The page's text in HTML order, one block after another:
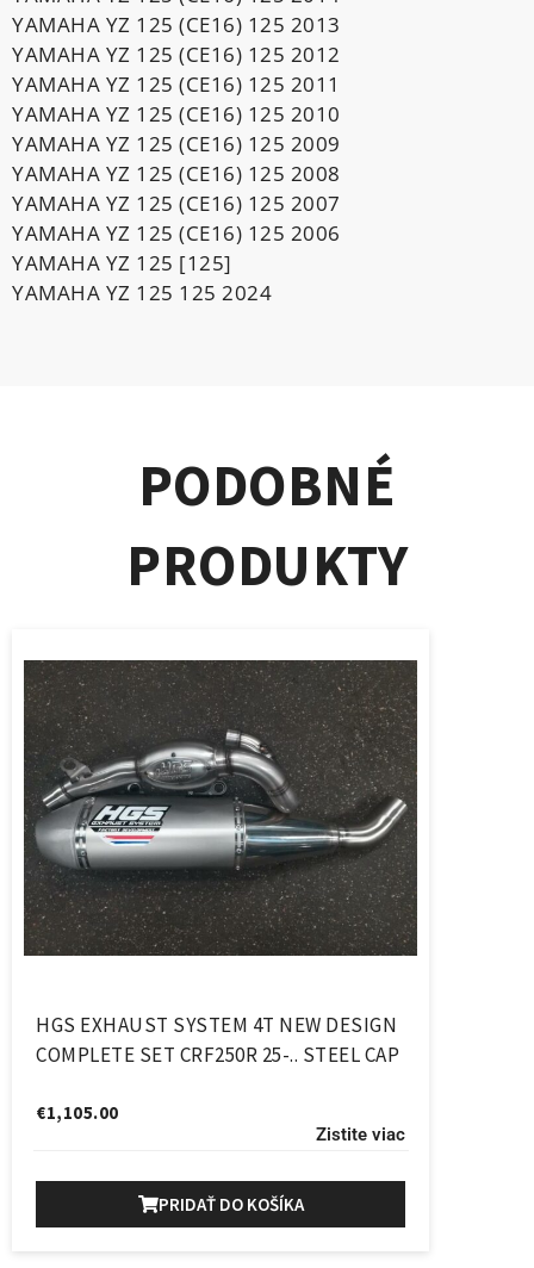
YAMAHA YZ 125 (CE16) 125 2013
YAMAHA YZ 125 (CE16) 125 2012
YAMAHA YZ 125 (CE16) 125 2011
YAMAHA YZ 125 (CE16) 125 2010
YAMAHA YZ 125 (CE16) 125 2009
YAMAHA YZ 125 (CE16) 125 2008
YAMAHA YZ 125 (CE16) 125 2007
YAMAHA YZ 125 (CE16) 125 2006
YAMAHA YZ 125 [125]
YAMAHA YZ 125 125 2024
PODOBNÉ
PRODUKTY
HGS EXHAUST SYSTEM 4T NEW DESIGN
COMPLETE SET CRF250R 25-.. STEEL CAP
€1,105.00
Zistite viac
PRIDAŤ DO KOŠÍKA